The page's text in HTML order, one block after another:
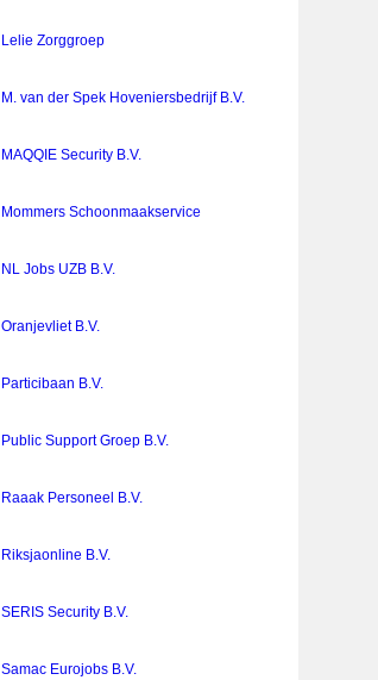
Lelie Zorggroep
M. van der Spek Hoveniersbedrijf B.V.
MAQQIE Security B.V.
Mommers Schoonmaakservice
NL Jobs UZB B.V.
Oranjevliet B.V.
Particibaan B.V.
Public Support Groep B.V.
Raaak Personeel B.V.
Riksjaonline B.V.
SERIS Security B.V.
Samac Eurojobs B.V.